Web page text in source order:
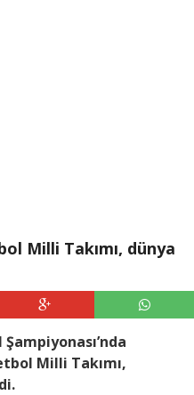
Milli Takımı, dünya
Milli Takımı,